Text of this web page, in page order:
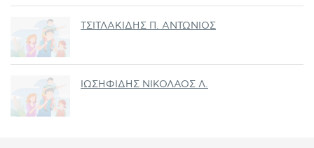
ΤΣΙΤΛΑΚΙΔΗΣ Π. ΑΝΤΩΝΙΟΣ
ΙΩΣΗΦΙΔΗΣ ΝΙΚΟΛΑΟΣ Λ.